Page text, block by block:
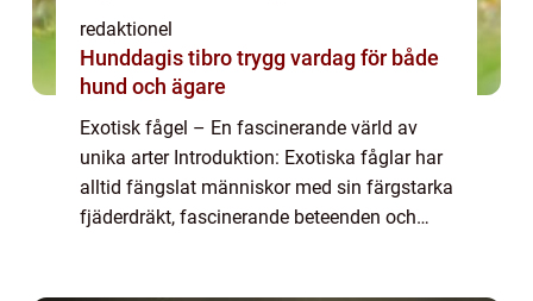
redaktionel
Hunddagis tibro trygg vardag för både
hund och ägare
Exotisk fågel – En fascinerande värld av
unika arter Introduktion: Exotiska fåglar har
alltid fängslat människor med sin färgstarka
fjäderdräkt, fascinerande beteenden och